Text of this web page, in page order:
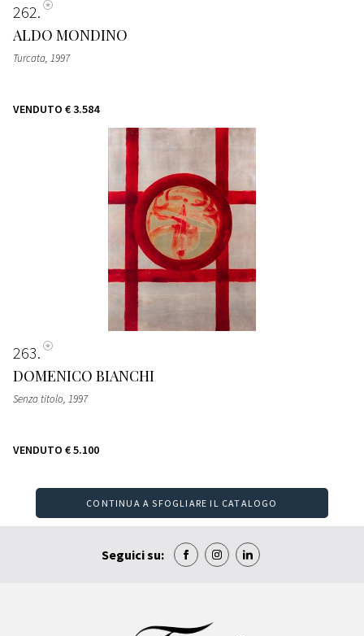
262
ALDO MONDINO
Turcata, 1997
VENDUTO € 3.584
263
DOMENICO BIANCHI
Senza titolo, 1997
VENDUTO € 5.100
CONTINUA A SFOGLIARE IL CATALOGO
Seguici su: